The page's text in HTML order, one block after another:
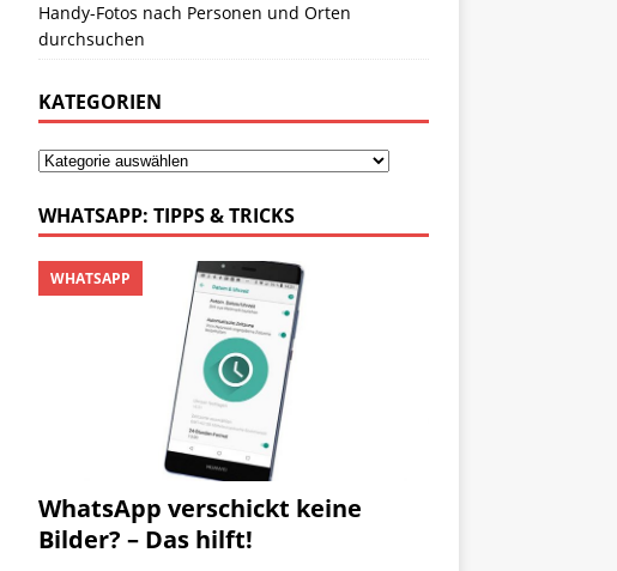
Handy-Fotos nach Personen und Orten
durchsuchen
KATEGORIEN
WHATSAPP: TIPPS & TRICKS
WhatsApp verschickt keine
Bilder? – Das hilft!
WHATSAPP